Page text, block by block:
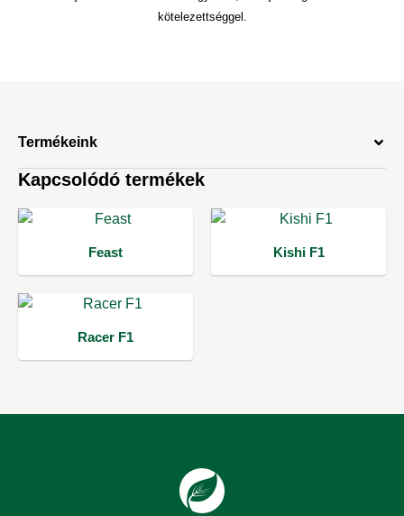
kötelezettséggel.
Termékeink
Kapcsolódó termékek
Feast Kishi F1
Racer F1